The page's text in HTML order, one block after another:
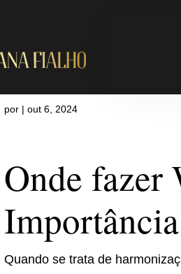
Onde
por |out 6, 2024
Onde fazer
Quando se trata de